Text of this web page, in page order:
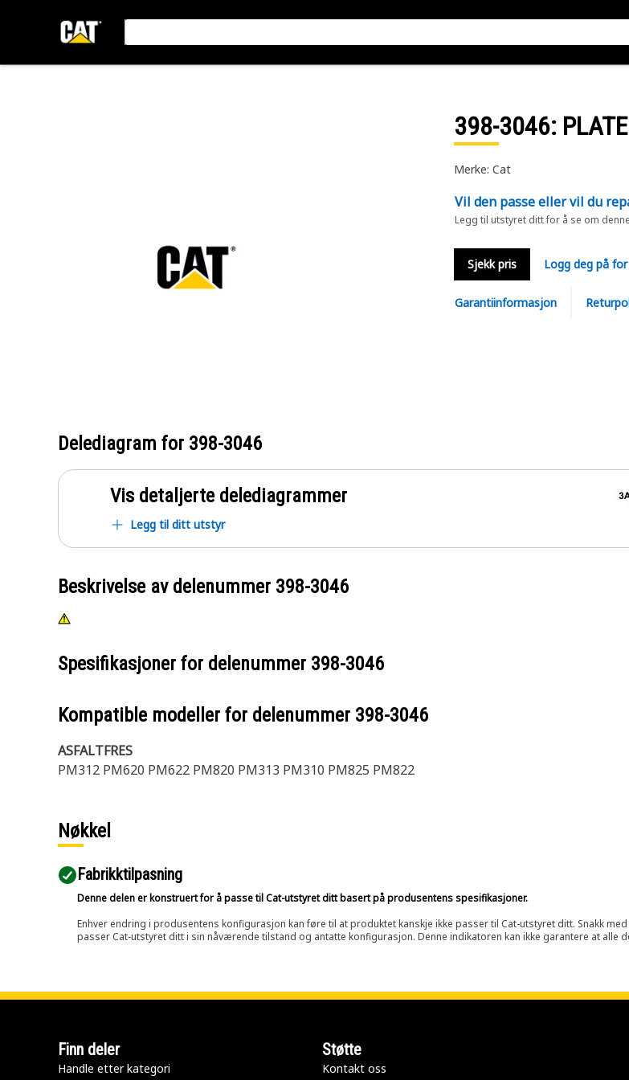
398-3046: PLATE
Merke: Cat
Vil den passe eller vil du
Legg til utstyret ditt for å se om
Sjekk pris Logg deg på
Garantiinformasjon
Delediagram for 398-3046
Vis detaljerte delediagrammer
Legg til ditt utstyr
Beskrivelse av delenummer 398-3046
Spesifikasjoner for delenummer 398-3046
Kompatible modeller for delenummer 398-3046
ASFALTFRES
PM312 PM620 PM622 PM820 PM313 PM310 PM825 PM822
Nøkkel
Fabrikktilpasning
Denne delen er konstruert for å passe til Cat-utstyret ditt basert på produsentens spesifikasjoner.
Enhver endring i produsentens konfigurasjon kan føre til at produktet kanskje ikke passer til Cat-utstyret ditt. Snakk
passer Cat-utstyret ditt i sin nåværende tilstand og antatte konfigurasjon. Denne indikatoren kan ikke garantere at alle
Finn deler
Handle etter kategori
Støtte
Kontakt oss